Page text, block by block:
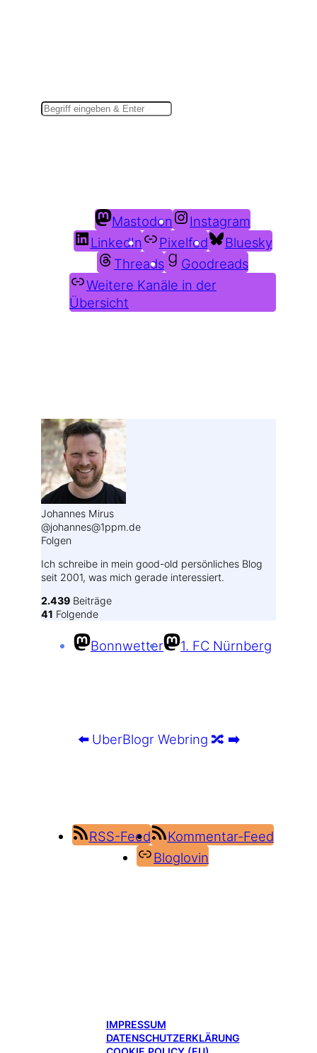
Mastodon
Instagram
LinkedIn
Pixelfed
Bluesky
Threads
Goodreads
Weitere Kanäle in der
Übersicht
Johannes Mirus
@johannes@1ppm.de
Folgen
Ich schreibe in mein good-old persönliches Blog
seit 2001, was mich gerade interessiert.
2.439 Beiträge
41 Folgende
Bonnwetter 1. FC Nürnberg
⬅️ UberBlogr Webring 🔀 ➡️
RSS-Feed
Kommentar-Feed
Bloglovin
IMPRESSUM
DATENSCHUTZERKLÄRUNG